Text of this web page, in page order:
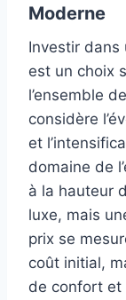
Moderne
Investir dans
est un choix
l’ensemble
considère
et
domaine de
à la hauteur
luxe, mais
prix se
coût initial,
de confort et